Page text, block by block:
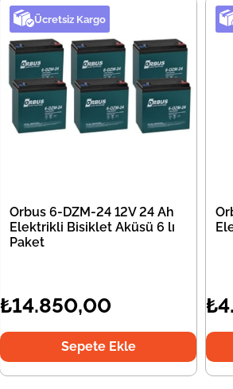
Ücretsiz Kargo
Orbus 6-DZM-24 12V 24 Ah
Elektrikli Bisiklet Aküsü 6 lı
Paket
₺14.850,00
Sepete Ekle